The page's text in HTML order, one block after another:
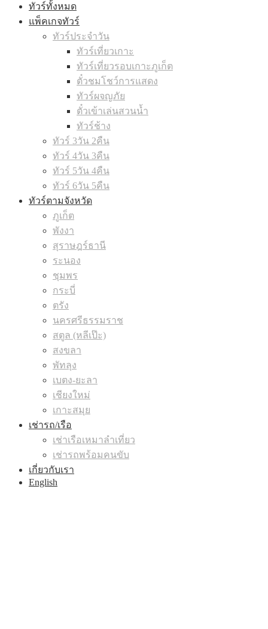
ทัวร์ทั้งหมด
แพ็คเกจทัวร์
ทัวร์ประจำวัน
ทัวร์เที่ยวเกาะ
ทัวร์เที่ยวรอบเกาะภูเก็ต
ตั๋วชมโชว์การแสดง
ทัวร์ผจญภัย
ตั๋วเข้าเล่นสวนน้ำ
ทัวร์ช้าง
ทัวร์ 3วัน 2คืน
ทัวร์ 4วัน 3คืน
ทัวร์ 5วัน 4คืน
ทัวร์ 6วัน 5คืน
ทัวร์ตามจังหวัด
ภูเก็ต
พังงา
สุราษฎร์ธานี
ระนอง
ชุมพร
กระบี่
ตรัง
นครศรีธรรมราช
สตูล (หลีเป๊ะ)
สงขลา
พัทลุง
เบตง-ยะลา
เชียงใหม่
เกาะสมุย
เช่ารถ/เรือ
เช่าเรือเหมาลำเที่ยว
เช่ารถพร้อมคนขับ
เกี่ยวกับเรา
English